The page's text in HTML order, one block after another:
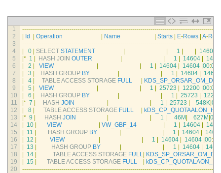
1
2
3
4
5
6
7
8
9
10
11
12
13
14
15
16
17
18
19
20
--------------------------------------------------------------------------------------------------
Id Operation Name Starts E-Rows A-
--------------------------------------------------------------------------------------------------
0 SELECT STATEMENT 1 14604
* 1 HASH JOIN OUTER 1 14604
2 VIEW 1 14604 14604 00:00
3 HASH GROUP BY 1 14604
14604
4 TABLE ACCESS STORAGE FULL
5 VIEW 1 25723 12200 00:03
6 HASH GROUP BY 1 25723
12200
* 7 HASH JOIN 1 25723 548K 00
8 TABLE ACCESS STORAGE FULL
* 9 HASH JOIN 1 46M 627M 00
10 VIEW VW_GBF_14 1 14604
11 HASH GROUP BY 1 14604
12 VIEW 1 14604 14604 00:
13 HASH GROUP BY 1 14604
14 TABLE ACCESS STORAGE FULL
15 TABLE ACCESS STORAGE FULL
--------------------------------------------------------------------------------------------------